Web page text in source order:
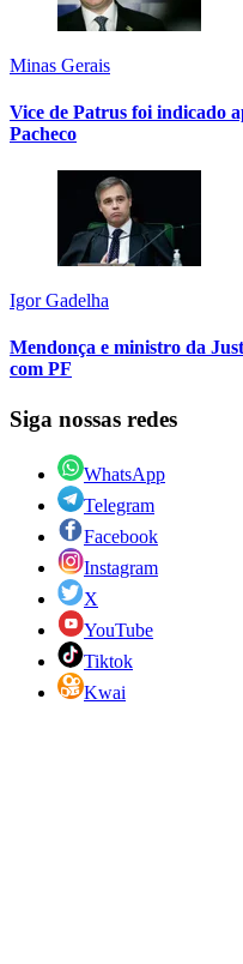
Minas Gerais
Vice de Patrus foi indicado
Pacheco
Igor Gadelha
Mendonça e ministro da
com PF
Siga nossas redes
WhatsApp
Telegram
Facebook
Instagram
X
YouTube
Tiktok
Kwai